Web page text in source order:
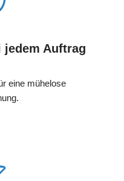
Auftrag
eine mühelose